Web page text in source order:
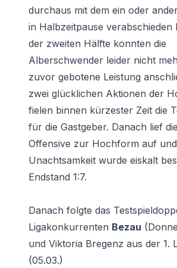
durchaus mit dem ein oder
in Halbzeitpause verabschieden
der zweiten Hälfte konnten die
Alberschwender leider nicht
zuvor gebotene Leistung
zwei glücklichen Aktionen der
fielen binnen kürzester Zeit die
für die Gastgeber. Danach lief
Offensive zur Hochform auf
Unachtsamkeit wurde eiskalt
Endstand 1:7.
Danach folgte das
Ligakonkurrenten Bezau
und Viktoria Bregenz aus der 1.
(05.03.)